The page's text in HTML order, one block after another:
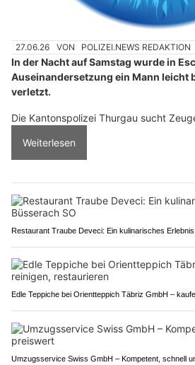
27.06.26 VON POLIZEI.NEWS REDAKTION
In der Nacht auf Samstag wurde in
Auseinandersetzung ein Mann leicht
verletzt.
Die Kantonspolizei Thurgau sucht
Weiterlesen
Restaurant Traube Deveci: Ein kulinarisches
Edle Teppiche bei Orientteppich Täbriz GmbH –
Umzugsservice Swiss GmbH – Kompetent, schnell